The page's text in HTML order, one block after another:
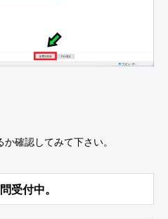
確認してみて下さい。
受付中。